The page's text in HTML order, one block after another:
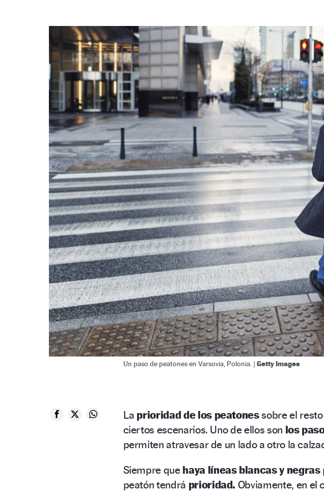
Un paso de peatones en Varsovia, Polonia. | Getty Images
La prioridad de los peatonessobre el
ciertos escenarios. Uno de ellos son los
permiten atravesar de un lado a otro la
Siempre quehaya líneas blancas y negras
peatón tendrá prioridad. Obviamente, en el